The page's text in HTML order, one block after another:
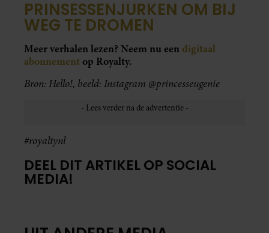
PRINSESSENJURKEN OM BIJ
WEG TE DROMEN
Meer verhalen lezen? Neem nu een digitaal
abonnement op Royalty.
Bron: Hello!, beeld: Instagram @princesseugenie
#royaltynl
DEEL DIT ARTIKEL OP SOCIAL
MEDIA!